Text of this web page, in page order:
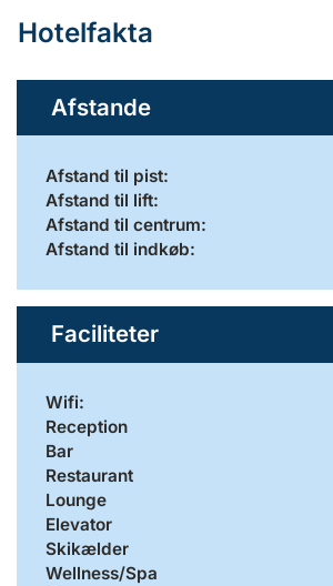
Hotelfakta
Afstande
Afstand til pist:
Afstand til lift:
Afstand til centrum:
Afstand til indkøb:
Faciliteter
Wifi:
Reception
Bar
Restaurant
Lounge
Elevator
Skikælder
Wellness/Spa